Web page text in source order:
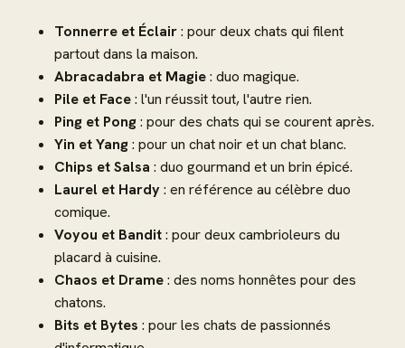
Tonnerre et Éclair: pour deux chats qui filent
partout dans la maison.
Abracadabra et Magie: duo magique.
Pile et Face: l'un réussit tout, l'autre rien.
Ping et Pong: pour des chats qui se courent après.
Yin et Yang: pour un chat noir et un chat blanc.
Chips et Salsa : duo gourmand et un brin épicé.
Laurel et Hardy: en référence au célèbre duo
comique.
Voyou et Bandit: pour deux cambrioleurs du
placard à cuisine.
Chaos et Drame: des noms honnêtes pour des
chatons.
Bits et Bytes : pour les chats de passionnés